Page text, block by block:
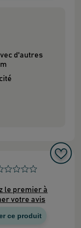
d'autres
le premier à
votre avis
ce produit